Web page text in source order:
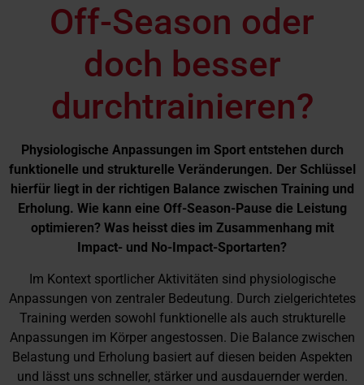
Off-Season oder
doch besser
durchtrainieren?
Physiologische Anpassungen im Sport entstehen durch
funktionelle und strukturelle Veränderungen. Der Schlüssel
hierfür liegt in der richtigen Balance zwischen Training und
Erholung. Wie kann eine Off-Season-Pause die Leistung
optimieren? Was heisst dies im Zusammenhang mit
Impact- und No-Impact-Sportarten?
Im Kontext sportlicher Aktivitäten sind physiologische
Anpassungen von zentraler Bedeutung. Durch zielgerichtetes
Training werden sowohl funktionelle als auch strukturelle
Anpassungen im Körper angestossen. Die Balance zwischen
Belastung und Erholung basiert auf diesen beiden Aspekten
und lässt uns schneller, stärker und ausdauernder werden.